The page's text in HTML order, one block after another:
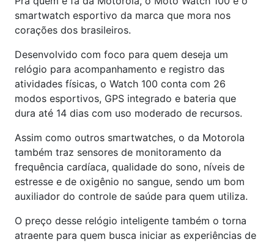
smartwatch esportivo da marca que mora nos
corações dos brasileiros.
Desenvolvido com foco para quem deseja um
relógio para acompanhamento e registro das
atividades físicas, o Watch 100 conta com 26
modos esportivos, GPS integrado e bateria que
dura até 14 dias com uso moderado de recursos.
Assim como outros smartwatches, o da Motorola
também traz sensores de monitoramento da
frequência cardíaca, qualidade do sono, níveis de
estresse e de oxigênio no sangue, sendo um bom
auxiliador do controle de saúde para quem utiliza.
O preço desse relógio inteligente também o torna
atraente para quem busca iniciar as experiências de